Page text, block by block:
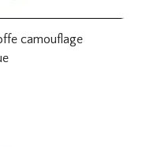
camouflage